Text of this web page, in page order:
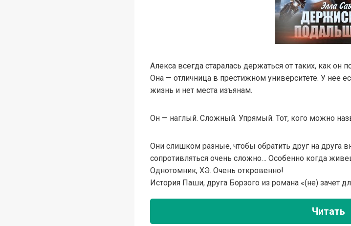
Алекса всегда старалась держаться от таких, как он
Она — отличница в престижном университете. У нее
жизнь и нет места изъянам.
Он — наглый. Сложный. Упрямый. Тот, кого можно
Они слишком разные, чтобы обратить друг на друга
сопротивляться очень сложно… Особенно когда
Однотомник, ХЭ. Очень откровенно!
История Паши, друга Борзого из романа «(не) зачет
Читать